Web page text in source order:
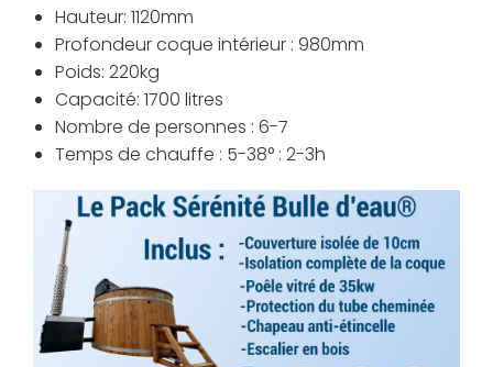
Hauteur: 1120mm
Profondeur coque intérieur : 980mm
Poids: 220kg
Capacité: 1700 litres
Nombre de personnes : 6-7
Temps de chauffe : 5-38° : 2-3h